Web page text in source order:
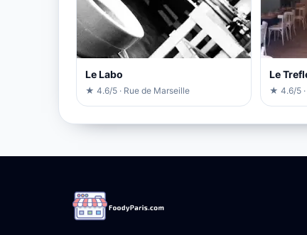
Le Labo
★ 4.6/5 · Rue de Marseille
Le
★ 4.6/5